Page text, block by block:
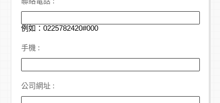
例如：0225782420#000
手機 :
公司網址 :